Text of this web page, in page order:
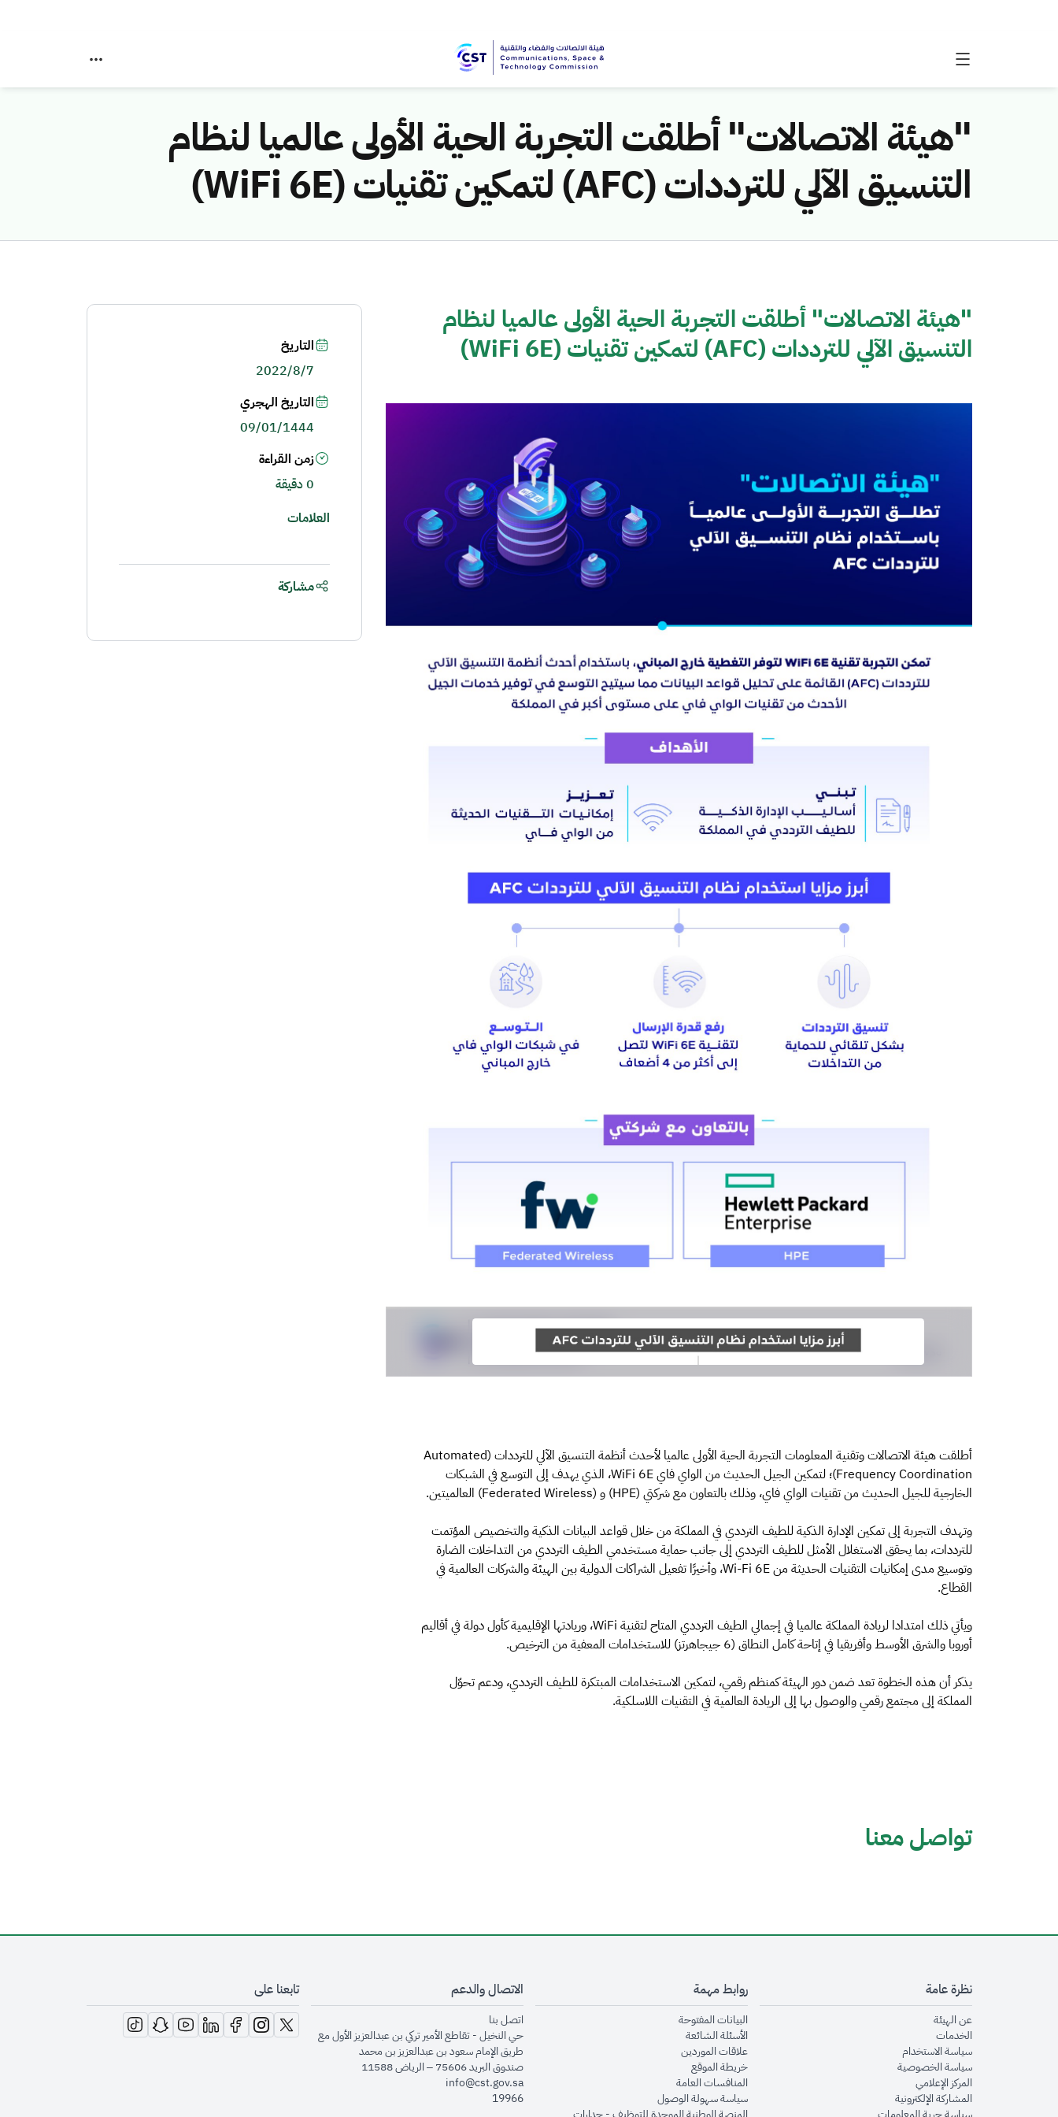
"هيئة الاتصالات" أطلقت التجربة الحية الأولى عالميا لنظام
التنسيق الآلي للترددات (AFC) لتمكين تقنيات (WiFi 6E)
"هيئة الاتصالات" أطلقت التجربة الحية الأولى عالميا لنظام
التنسيق الآلي للترددات (AFC) لتمكين تقنيات (WiFi 6E)
أطلقت هيئة الاتصالات وتقنية المعلومات التجربة الحية الأولى عالميا لأحدث أنظمة التنسيق الآلي للترددات (Automated
Frequency Coordination)؛ لتمكين الجيل الحديث من الواي فاي WiFi 6E، الذي يهدف إلى التوسع في الشبكات
الخارجية للجيل الحديث من تقنيات الواي فاي، وذلك بالتعاون مع شركتي (HPE) و (Federated Wireless) العالميتين.
وتهدف التجربة إلى تمكين الإدارة الذكية للطيف الترددي في المملكة من خلال قواعد البيانات الذكية والتخصيص المؤتمت
للترددات، بما يحقق الاستغلال الأمثل للطيف الترددي إلى جانب حماية مستخدمي الطيف الترددي من التداخلات الضارة
وتوسيع مدى إمكانيات التقنيات الحديثة من Wi-Fi 6E، وأخيرًا تفعيل الشراكات الدولية بين الهيئة والشركات العالمية في
القطاع.
ويأتي ذلك امتدادا لريادة المملكة عالميا في إجمالي الطيف الترددي المتاح لتقنية WiFi، وريادتها الإقليمية كأول دولة في أقاليم
أوروبا والشرق الأوسط وأفريقيا في إتاحة كامل النطاق (6 جيجاهرتز) للاستخدامات المعفية من الترخيص.
يذكر أن هذه الخطوة تعد ضمن دور الهيئة كمنظم رقمي، لتمكين الاستخدامات المبتكرة للطيف الترددي، ودعم تحوّل
المملكة إلى مجتمع رقمي والوصول بها إلى الريادة العالمية في التقنيات اللاسلكية.
التاريخ
2022/8/7
التاريخ الهجري
09/01/1444
زمن القراءة
0 دقيقة
العلامات
مشاركة
تواصل معنا
نظرة عامة
عن الهيئةopens in new window
الخدماتopens in new window
سياسة الاستخدام
سياسة الخصوصيةopens in new window
المركز الإعلاميopens in new window
المشاركة الإلكترونيةopens in new window
opens in new window
روابط مهمة
البيانات المفتوحةopens in new window
الأسئلة الشائعةopens in new window
علاقات الموردينopens in new window
خريطة الموقعopens in new window
المنافسات العامةopens in new window
سياسة سهولة الوصولopens in new window
opens in new window
الاتصال والدعم
اتصل بنا
حي النخيل - تقاطع الأمير تركي بن عبدالعزيز الأول مع
طريق الإمام سعود بن عبدالعزيز بن محمد
صندوق البريد 75606 – الرياض 11588
info@cst.gov.sa
19966
تابعنا على
opens in new window
opens in new window
opens in new window
opens in new window
opens in new window
opens in new window
opens in new window